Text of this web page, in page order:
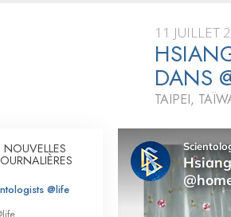
Les scientologues et
Rencontrez un
À l’intérieur d’une
Les principes de base
Scientologie
La Dianétique : Une
11 JUILLET
DANS
TAIPEI,
NOUVELLES
@life